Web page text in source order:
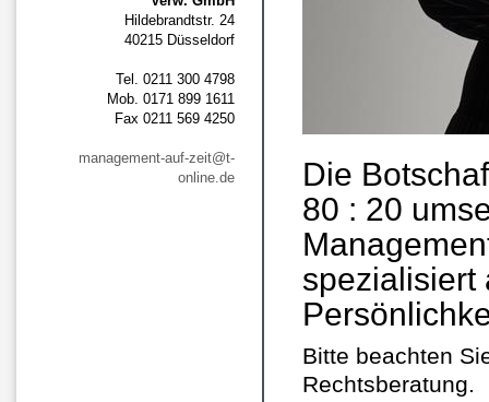
Hildebrandtstr. 24
40215 Düsseldorf
Tel. 0211 300 4798
Mob. 0171 899 1611
Fax 0211 569 4250
management-auf-zeit@t-
online.de
Die
80 : 20
spezialisiert
Bitte beachten
Rechtsberatung.